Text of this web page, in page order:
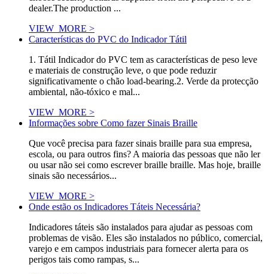
dealer.The production ...
VIEW_MORE >
Características do PVC do Indicador Tátil
1. Tátil Indicador do PVC tem as características de peso leve
e materiais de construção leve, o que pode reduzir
significativamente o chão load-bearing.2. Verde da protecção
ambiental, não-tóxico e mal...
VIEW_MORE >
Informações sobre Como fazer Sinais Braille
Que você precisa para fazer sinais braille para sua empresa,
escola, ou para outros fins? A maioria das pessoas que não ler
ou usar não sei como escrever braille braille. Mas hoje, braille
sinais são necessários...
VIEW_MORE >
Onde estão os Indicadores Táteis Necessária?
Indicadores táteis são instalados para ajudar as pessoas com
problemas de visão. Eles são instalados no público, comercial,
varejo e em campos industriais para fornecer alerta para os
perigos tais como rampas, s...